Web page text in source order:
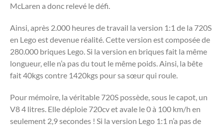
McLaren a donc relevé le défi.
Ainsi, après 2.000 heures de travail la version 1:1 de la 720S
en Lego est devenue réalité. Cette version est composée de
280.000 briques Lego. Si la version en briques fait la même
longueur, elle n’a pas du tout le même poids. Ainsi, la bête
fait 40kgs contre 1420kgs pour sa sœur qui roule.
Pour mémoire, la véritable 720S possède, sous le capot, un
V8 4 litres. Elle déploie 720cv et avale le 0 à 100 km/h en
seulement 2,9 secondes ! Si la version Lego 1:1 n’a pas de